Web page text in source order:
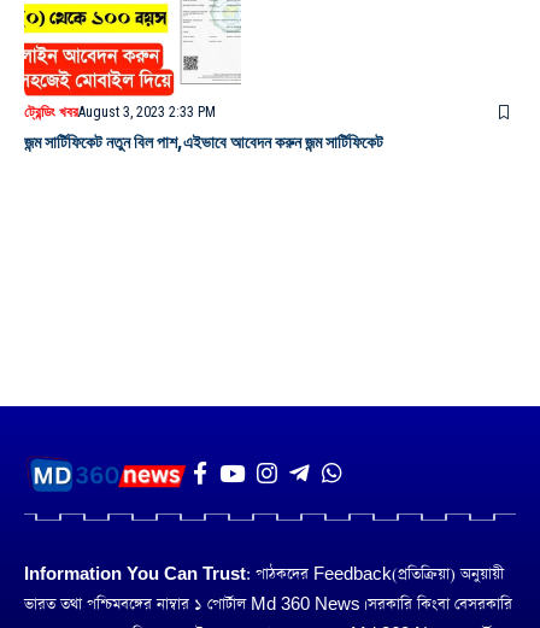
ট্রেন্ডিং খবরAugust 3, 2023 2:33 PM
জন্ম সার্টিফিকেট নতুন বিল পাশ,এইভাবে আবেদন করুন জন্ম সার্টিফিকেট
Information You Can Trust: পাঠকদের Feedback(প্রতিক্রিয়া) অনুয়ায়ী
ভারত তথা পশ্চিমবঙ্গের নাম্বার ১ পোর্টাল Md 360 News। সরকারি কিংবা বেসরকারি